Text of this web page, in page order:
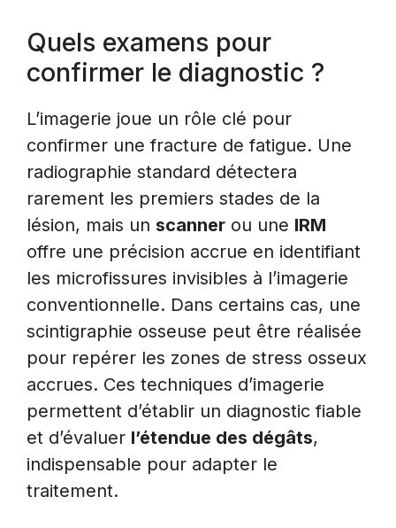
Quels examens pour
confirmer le diagnostic ?
L’imagerie joue un rôle clé pour
confirmer une fracture de fatigue. Une
radiographie standard détectera
rarement les premiers stades de la
lésion, mais un scanner ou une IRM
offre une précision accrue en identifiant
les microfissures invisibles à l’imagerie
conventionnelle. Dans certains cas, une
scintigraphie osseuse peut être réalisée
pour repérer les zones de stress osseux
accrues. Ces techniques d’imagerie
permettent d’établir un diagnostic fiable
et d’évaluer l’étendue des dégâts,
indispensable pour adapter le
traitement.